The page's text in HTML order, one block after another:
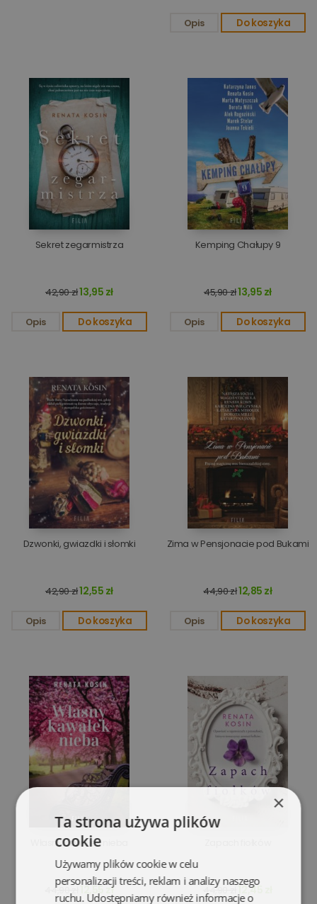
Opis Do koszyka
Sekret zegarmistrza
42,90 zł13,95 zł
Opis Do koszyka
Kemping Chałupy 9
45,90 zł13,95 zł
Opis Do koszyka
Dzwonki, gwiazdki i słomki
42,90 zł12,55 zł
Opis Do koszyka
Zima w Pensjonacie pod Bukami
44,90 zł12,85 zł
Opis Do koszyka
Własny kawałek nieba
44,90 zł 12,55 zł 44,90 zł 12,45 zł
×
Ta strona używa plików
cookie
Używamy plików cookie w celu
personalizacji treści, reklam i analizy naszego
ruchu. Udostępniamy również informacje o